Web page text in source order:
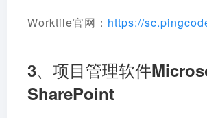
Worktile官网： https://
3、项目管理软件
SharePoint